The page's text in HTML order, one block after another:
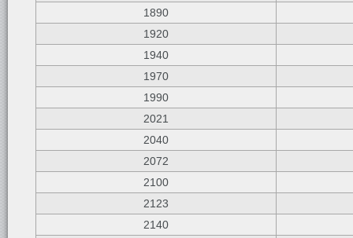
1890
1920
1940
1970
1990
2021
2040
2072
2100
2123
2140